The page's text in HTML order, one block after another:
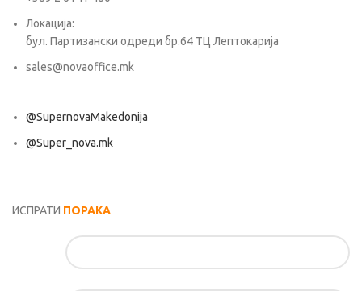
Локација:
бул. Партизански одреди бр.64 ТЦ Лептокарија
sales@novaoffice.mk
@SupernovaMakedonija
@Super_nova.mk
ИСПРАТИ ПОРАКА